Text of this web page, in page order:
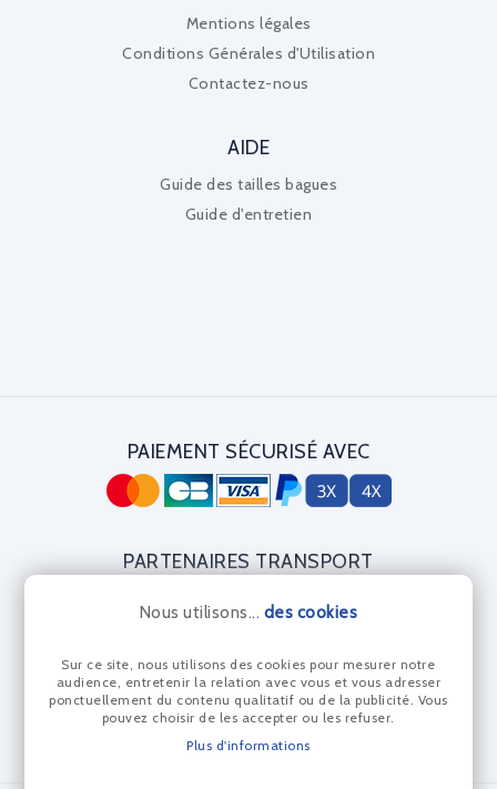
Mentions légales
Conditions Générales d'Utilisation
Contactez-nous
AIDE
Guide des tailles bagues
Guide d'entretien
Nous utilisons... des cookies
Sur ce site, nous utilisons des cookies pour mesurer notre
audience, entretenir la relation avec vous et vous adresser
ponctuellement du contenu qualitatif ou de la publicité. Vous
pouvez choisir de les accepter ou les refuser.
Plus d'informations
PAIEMENT SÉCURISÉ AVEC
PARTENAIRES TRANSPORT
CERTIFICAT DIAMANT